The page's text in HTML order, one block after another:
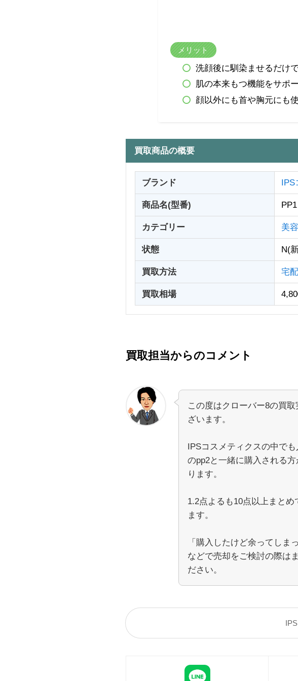
メリット
洗顔後に馴染ませるだけ
肌の本来もつ機能をサポ
顔以外にも首や胸元にも使
買取商品の概要
ブランド IPS
商品名(型番)
カテゴリー 美
状態 N(
買取方法 宅
買取相場
買取担当からのコメント
この度はクローバー8の買
ざいます。
IPSコスメティクスの中で
のpp2と一緒に購入される
ります。
1.2点よるも10点以上まと
ます。
「購入したけど余ってしま
などで売却をご検討の際は
ださい。